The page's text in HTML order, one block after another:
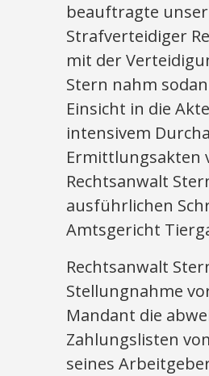
beauftragte
Strafverteidiger
mit der
Stern nahm
Einsicht in die
intensivem
Ermittlungsakten
Rechtsanwalt
ausführlichen
Amtsgericht
Rechtsanwalt
Stellungnahme
Mandant die
Zahlungslisten
seines